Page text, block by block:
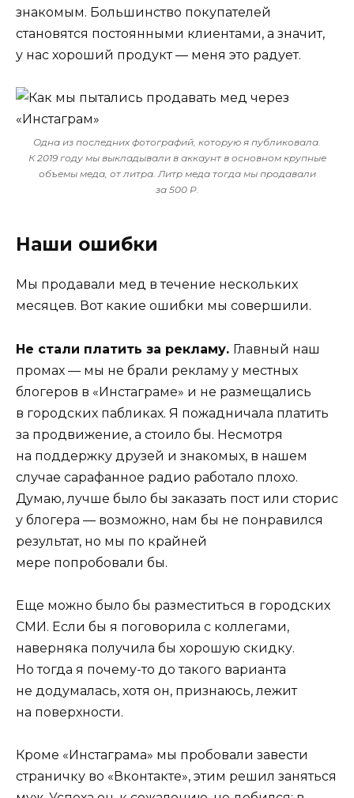
знакомым. Большинство покупателей
становятся постоянными клиентами, а значит,
у нас хороший продукт — меня это радует.
Одна из последних фотографий, которую я публиковала.
К 2019 году мы выкладывали в аккаунт в основном крупные
объемы меда, от литра. Литр меда тогда мы продавали
за 500 Р.
Наши ошибки
Мы продавали мед в течение нескольких
месяцев. Вот какие ошибки мы совершили.
Не стали платить за рекламу. Главный наш
промах — мы не брали рекламу у местных
блогеров в «Инстаграме» и не размещались
в городских пабликах. Я пожадничала платить
за продвижение, а стоило бы. Несмотря
на поддержку друзей и знакомых, в нашем
случае сарафанное радио работало плохо.
Думаю, лучше было бы заказать пост или сторис
у блогера — возможно, нам бы не понравился
результат, но мы по крайней
мере попробовали бы.
Еще можно было бы разместиться в городских
СМИ. Если бы я поговорила с коллегами,
наверняка получила бы хорошую скидку.
Но тогда я почему-то до такого варианта
не додумалась, хотя он, признаюсь, лежит
на поверхности.
Кроме «Инстаграма» мы пробовали завести
страничку во «Вконтакте», этим решил заняться